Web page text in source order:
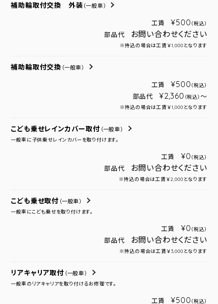
補助輪取付交換 外装 （一般車）
工賃 ¥500 （税込）
部品代 お問い合わせください
※持込の場合は工賃￥1,000となります
補助輪取付交換 （一般車）
工賃 ¥500 （税込）
部品代 ¥2,360 （税込） ～
※持込の場合は工賃￥1,000となります
こども乗せレインカバー取付 （一般車）
一般車に子供乗せレインカバーを取り付けます。
工賃 ¥0 （税込）
部品代 お問い合わせください
※持込の場合は工賃￥2,000となります
こども乗せ取付 （一般車）
一般車にこども乗せを取り付けます。
工賃 ¥0 （税込）
部品代 お問い合わせください
※持込の場合は工賃￥3,000となります
リアキャリア取付 （一般車）
一般車のリアキャリアを取り付けるお修理です。
工賃 ¥500 （税込）